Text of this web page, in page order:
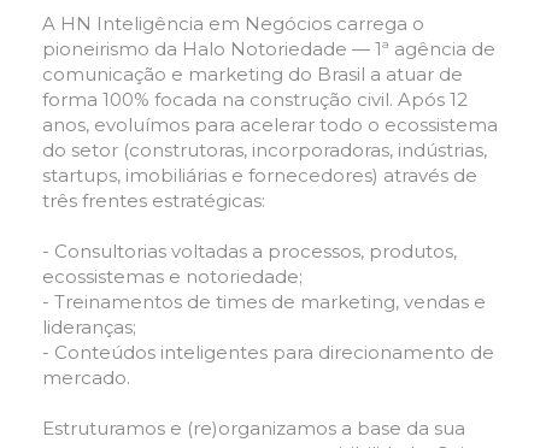
A HN Inteligência em Negócios carrega o
pioneirismo da Halo Notoriedade — 1ª agência de
comunicação e marketing do Brasil a atuar de
forma 100% focada na construção civil. Após 12
anos, evoluímos para acelerar todo o ecossistema
do setor (construtoras, incorporadoras, indústrias,
startups, imobiliárias e fornecedores) através de
três frentes estratégicas:
- Consultorias voltadas a processos, produtos,
ecossistemas e notoriedade;
- Treinamentos de times de marketing, vendas e
lideranças;
- Conteúdos inteligentes para direcionamento de
mercado.
Estruturamos e (re)organizamos a base da sua